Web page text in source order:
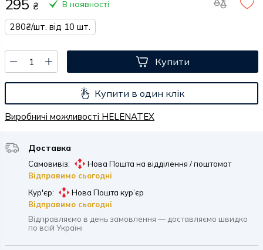
295 ₴ В наявності
280₴/шт. від 10 шт.
Купити
Купити в один клік
Виробничі можливості HELENATEX
Доставка
Самовивіз:
Нова Пошта на відділення / поштомат
Відправимо сьогодні
Кур'єр:
Нова Пошта кур’єр
Відправимо сьогодні
Відправляємо в день замовлення — доставляємо швидко
по всій Україні